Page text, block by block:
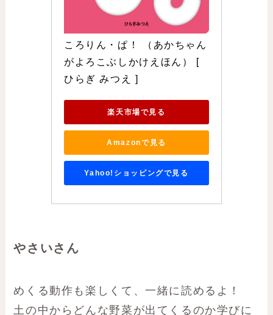
ころりん・ぱ！ （あかちゃん
がよろこぶしかけえほん） [
ひらぎ みつえ ]
楽天市場で見る
Amazonで見る
Yahoo!ショッピングで見る
やさいさん
めくる動作も楽しくて、一緒に読めるよ！
土の中からどんな野菜が出てくるのか学びに